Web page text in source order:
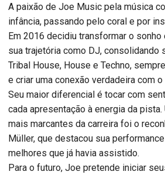
A paixão de Joe Music pela música
infância, passando pelo coral e por
Em 2016 decidiu transformar o
sua trajetória como DJ, consolidando
Tribal House, House e Techno,
e criar uma conexão verdadeira com o
Seu maior diferencial é tocar com
cada apresentação à energia da
mais marcantes da carreira foi o
Müller, que destacou sua
melhores que já havia assistido.
Para o futuro, Joe pretende iniciar